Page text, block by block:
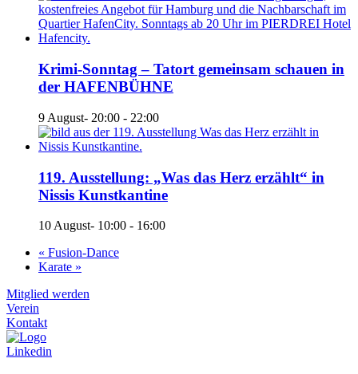
Krimi-Sonntag – Tatort gemeinsam schauen in
der HAFENBÜHNE
9 August- 20:00 - 22:00
119. Ausstellung: „Was das Herz erzählt“ in
Nissis Kunstkantine
10 August- 10:00 - 16:00
« Fusion-Dance
Karate »
Mitglied werden
Verein
Kontakt
Linkedin